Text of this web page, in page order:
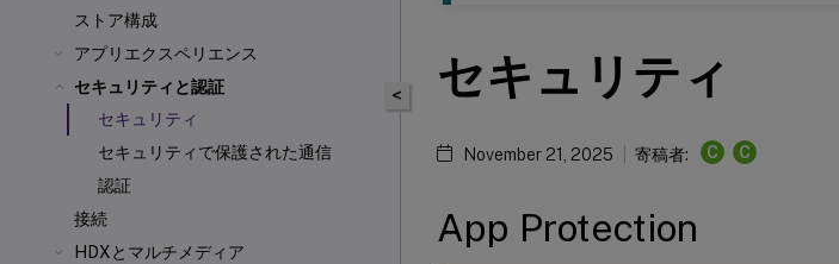
ストア構成
アプリエクスペリエンス
セキュリティと認証
セキュリティ
セキュリティで保護された通信
認証
接続
HDXとマルチメディア
< セキュリティ
November 21, 2025 寄稿者: C C
App Protection